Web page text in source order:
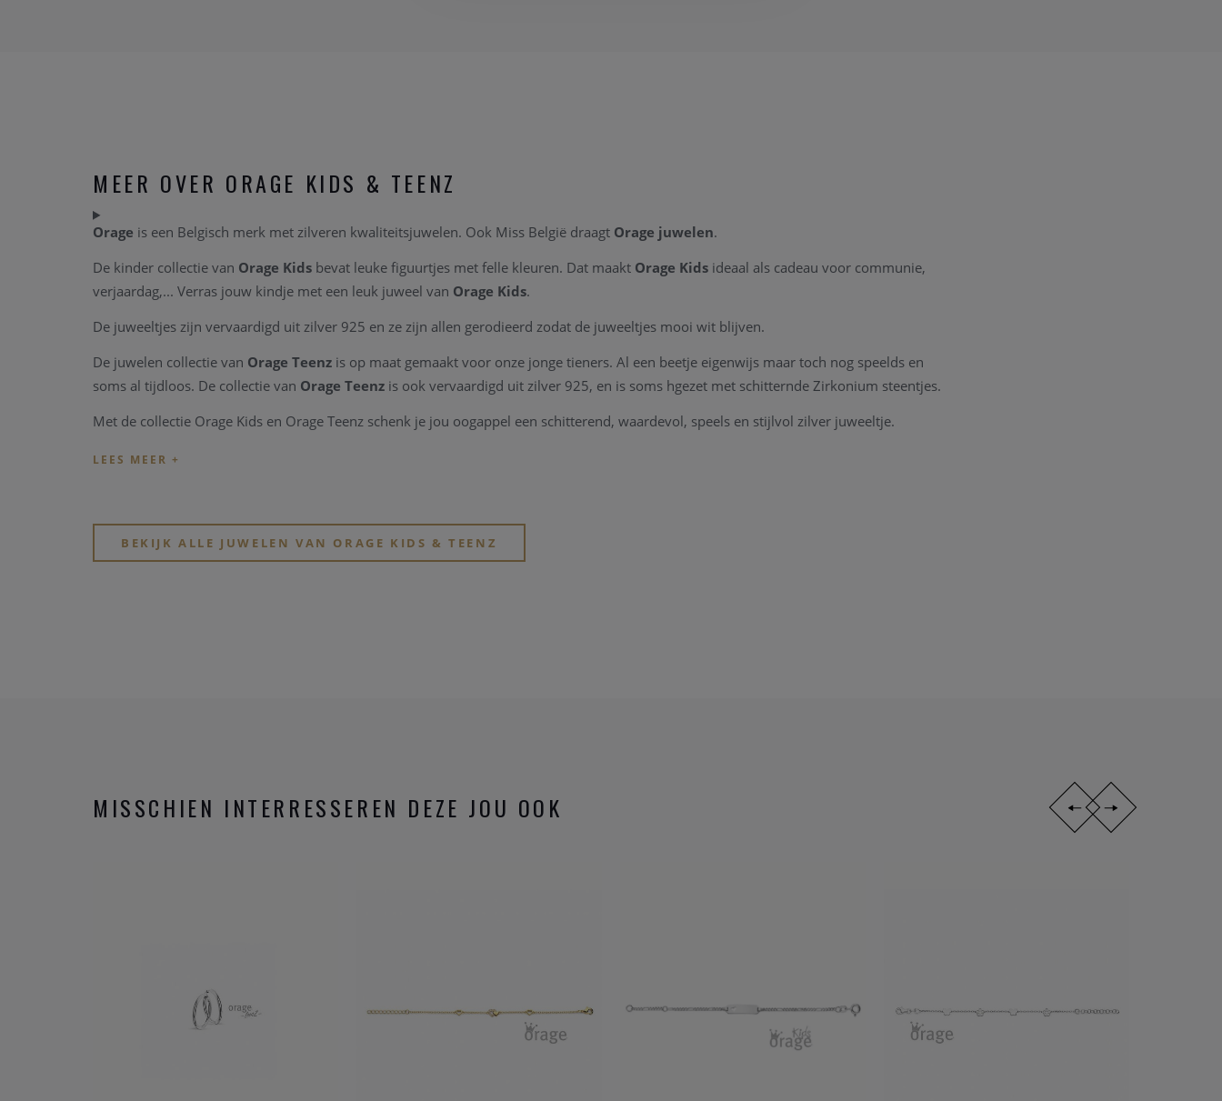
MEER OVER ORAGE KIDS & TEENZ
Orage is een Belgisch merk met zilveren kwaliteitsjuwelen. Ook Miss België draagt Orage juwelen.
De kinder collectie van Orage Kids bevat leuke figuurtjes met felle kleuren. Dat maakt Orage Kids ideaal als cadeau voor communie,
verjaardag,... Verras jouw kindje met een leuk juweel van Orage Kids.
De juweeltjes zijn vervaardigd uit zilver 925 en ze zijn allen gerodieerd zodat de juweeltjes mooi wit blijven.
De juwelen collectie van Orage Teenz is op maat gemaakt voor onze jonge tieners. Al een beetje eigenwijs maar toch nog speelds en
soms al tijdloos. De collectie van Orage Teenz is ook vervaardigd uit zilver 925, en is soms hgezet met schitternde Zirkonium steentjes.
Met de collectie Orage Kids en Orage Teenz schenk je jou oogappel een schitterend, waardevol, speels en stijlvol zilver juweeltje.
BEKIJK ALLE JUWELEN VAN ORAGE KIDS & TEENZ
MISSCHIEN INTERRESSEREN DEZE JOU OOK